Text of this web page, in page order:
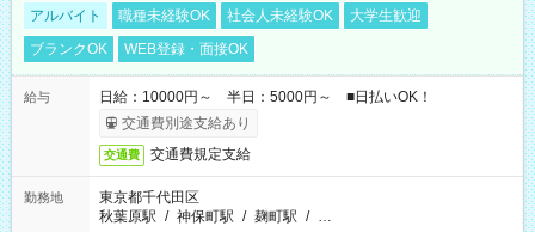
アルバイト 職種未経験OK 社会人未経験OK
大学生歓迎
ブランクOK
WEB登録・面接OK
給与
日給：10000円～ 半日：5000円～ ■日払いOK！
交通費別途支給あり
交通費 交通費規定支給
勤務地
東京都千代田区
秋葉原駅 / 神保町駅 / 麹町駅 / …